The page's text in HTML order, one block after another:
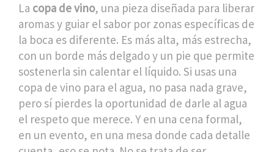
La copa de vino, una pieza diseñada para liberar
aromas y guiar el sabor por zonas específicas de
la boca es diferente. Es más alta, más estrecha,
con un borde más delgado y un pie que permite
sostenerla sin calentar el líquido. Si usas una
copa de vino para el agua, no pasa nada grave,
pero sí pierdes la oportunidad de darle al agua
el respeto que merece. Y en una cena formal,
en un evento, en una mesa donde cada detalle